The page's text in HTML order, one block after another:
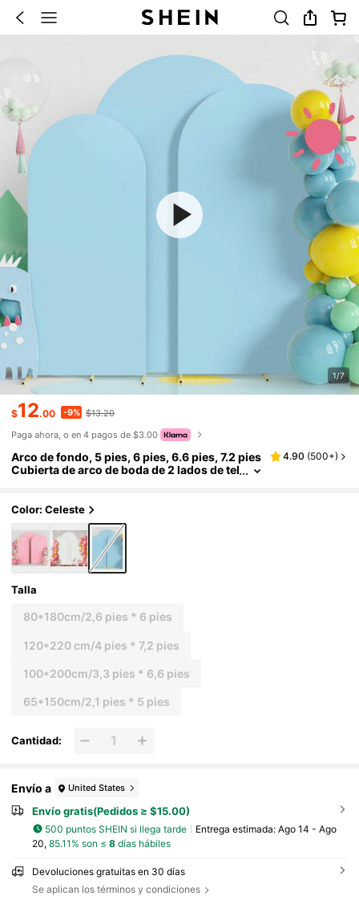
1/7
$12.00 -9% $13.20
Paga ahora, o en 4 pagos de $3.00
Arco de fondo, 5 pies, 6 pies, 6.6 pies, 7.2 pies
Cubierta de arco de boda de 2 lados de tel
ecoración de arco de fiesta de cumpleaños bo
da - Azul claro (Sin incluir el soporte, solo la t
ela de fondo), Navidad
4.90 (500+)
Color: Celeste
Talla
80*180cm/2,6 pies * 6 pies
120*220 cm/4 pies * 7,2 pies
100*200cm/3,3 pies * 6,6 pies
65*150cm/2,1 pies * 5 pies
Cantidad:
Envío a United States
Envío gratis(Pedidos ≥ $15.00)
500 puntos SHEIN si llega tarde Entrega estimada: Ago 14 - Ago
20, 85.11% son ≤ 8días hábiles
Devoluciones gratuitas en 30 días
Se aplican los términos y condiciones